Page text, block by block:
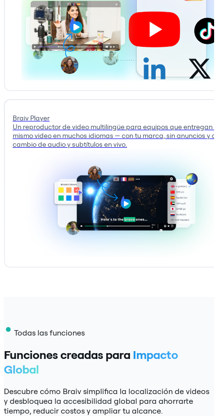
Braiv Player
Un reproductor de video multilingüe para equipos que entregan
mismo video en muchos idiomas — con tu marca, sin anuncios y
cambio de audio y subtítulos en vivo.
Todas las funciones
Funciones creadas para Impacto
Global
Descubre cómo Braiv simplifica la localización de videos
y desbloquea la accesibilidad global para ahorrarte
tiempo, reducir costos y ampliar tu alcance.